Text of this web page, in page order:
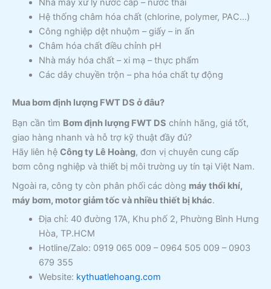
Nhà máy xử lý nước cấp – nước thải
Hệ thống châm hóa chất (chlorine, polymer, PAC…)
Công nghiệp dệt nhuộm – giấy – in ấn
Châm hóa chất điều chỉnh pH
Nhà máy hóa chất – xi mạ – thực phẩm
Các dây chuyền trộn – pha hóa chất tự động
Mua bơm định lượng FWT DS ở đâu?
Bạn cần tìm Bơm định lượng FWT DS chính hãng, giá tốt,
giao hàng nhanh và hỗ trợ kỹ thuật đầy đủ?
Hãy liên hệ Công ty Lê Hoàng, đơn vị chuyên cung cấp
bơm công nghiệp và thiết bị môi trường uy tín tại Việt Nam.
Ngoài ra, công ty còn phân phối các dòng máy thổi khí,
máy bơm, motor giảm tốc và nhiều thiết bị khác.
Địa chỉ: 40 đường 17A, Khu phố 2, Phường Bình Hưng
Hòa, TP.HCM
Hotline/Zalo: 0919 065 009 – 0964 505 009 – 0903
679 355
Website: kythuatlehoang.com